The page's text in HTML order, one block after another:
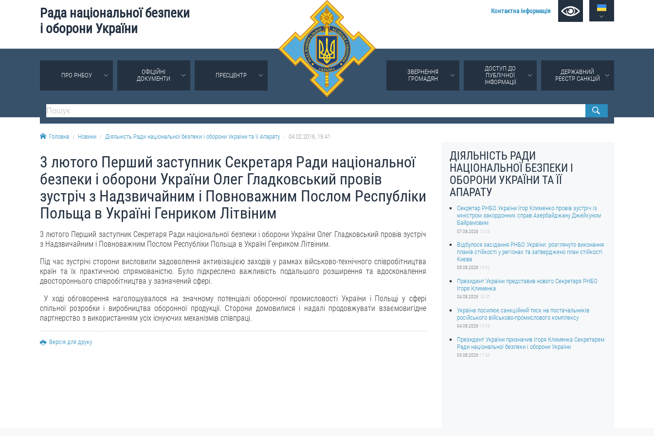
Рада національної безпеки
і оборони України
Контактна інформація
ПРО РНБОУ
ОФІЦІЙНІ
ДОКУМЕНТИ
ПРЕСЦЕНТР
ЗВЕРНЕННЯ
ГРОМАДЯН
ДОСТУП ДО
ПУБЛІЧНОЇ
ІНФОРМАЦІЇ
ДЕРЖАВНИЙ
РЕЄСТР САНКЦІЙ
Головна Новини Діяльність Ради національної безпеки і оборони України та її Апарату 04.02.2016, 19:41
3 лютого Перший заступник Секретаря Ради національної
безпеки і оборони України Олег Гладковський провів
зустріч з Надзвичайним і Повноважним Послом Республіки
Польща в Україні Генриком Літвіним
3 лютого Перший заступник Секретаря Ради національної безпеки і оборони України Олег Гладковський провів зустріч
з Надзвичайним і Повноважним Послом Республіки Польща в Україні Генриком Літвіним.
Під час зустрічі сторони висловили задоволення активізацією заходів у рамках військово-технічного співробітництва
країн та їх практичною спрямованістю. Було підкреслено важливість подальшого розширення та вдосконалення
двостороннього співробітництва у зазначений сфері.
У ході обговорення наголошувалося на значному потенціалі оборонної промисловості України і Польщі у сфері
спільної розробки і виробництва оборонної продукції. Сторони домовилися і надалі продовжувати взаємовигідне
партнерство з використанням усіх існуючих механізмів співпраці.
Версія для друку
ДІЯЛЬНІСТЬ РАДИ
НАЦІОНАЛЬНОЇ БЕЗПЕКИ І
ОБОРОНИ УКРАЇНИ ТА ЇЇ
АПАРАТУ
Секретар РНБО України Ігор Клименко провів зустріч із
міністром закордонних справ Азербайджану Джейхуном
Байрамовим
07.08.2026 10:03
Відбулося засідання РНБО України: розглянуто виконання
планів стійкості у регіонах та затверджено план стійкості
Києва
05.08.2026 19:52
Президент України представив нового Секретаря РНБО
Ігоря Клименка
04.08.2026 18:40
Україна посилює санкційний тиск на постачальників
російського військово-промислового комплексу
04.08.2026 10:06
Президент України призначив Ігоря Клименка Секретарем
Ради національної безпеки і оборони України
03.08.2026 17:40